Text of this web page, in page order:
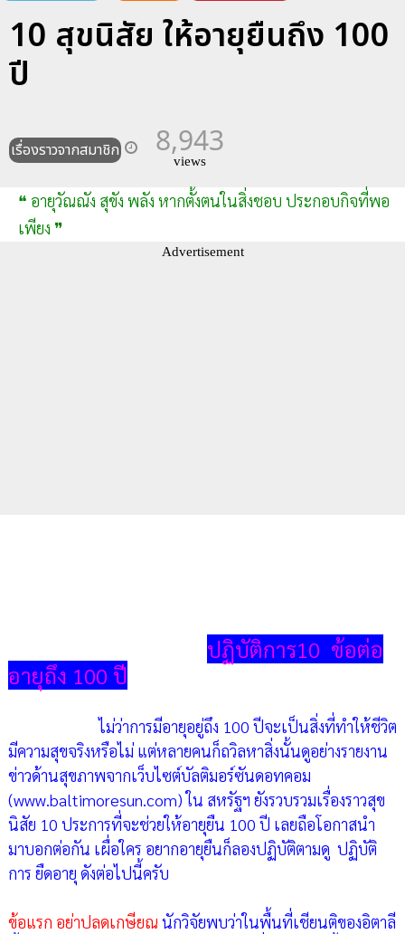
10 สุขนิสัย ให้อายุยืนถึง 100
ปี
เรื่องราวจากสมาชิก 8,943
views
❝ อายุวัณณัง สุขัง พลัง หากตั้งตนในสิ่งชอบ ประกอบกิจที่พอ
เพียง ❞
Advertisement
ปฏิบัติการ10 ข้อต่อ
อายุถึง 100 ปี
ไม่ว่าการมีอายุอยู่ถึง 100 ปีจะเป็นสิ่งที่ทำให้ชีวิต
มีความสุขจริงหรือไม่ แต่หลายคนก็ถวิลหาสิ่งนั้นดูอย่างรายงาน
ข่าวด้านสุขภาพจากเว็บไซต์บัลติมอร์ซันดอทคอม
(www.baltimoresun.com) ใน สหรัฐฯ ยังรวบรวมเรื่องราวสุข
นิสัย 10 ประการที่จะช่วยให้อายุยืน 100 ปี เลยถือโอกาสนำ
มาบอกต่อกัน เผื่อใคร อยากอายุยืนก็ลองปฏิบัติตามดู ปฏิบัติ
การ ยืดอายุ ดังต่อไปนี้ครับ
ข้อแรก อย่าปลดเกษียณ นักวิจัยพบว่าในพื้นที่เชียนติของอิตาลี